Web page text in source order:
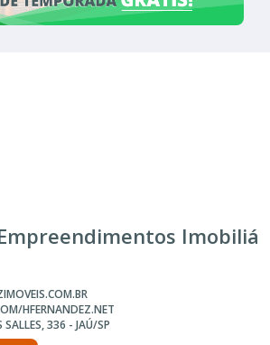
Imobiliá
HFERNANDEZ.NET
SALLES, 336 - JAÚ/SP